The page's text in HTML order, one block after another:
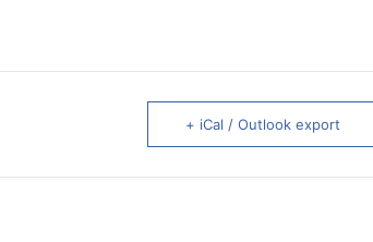
+ iCal / Outlook export